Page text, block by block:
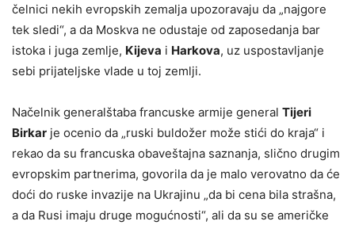
čelnici nekih evropskih zemalja upozoravaju da „najgore
tek sledi“, a da Moskva ne odustaje od zaposedanja bar
istoka i juga zemlje, Kijeva i Harkova, uz uspostavljanje
sebi prijateljske vlade u toj zemlji.
Načelnik generalštaba francuske armije general Tijeri
Birkar je ocenio da „ruski buldožer može stići do kraja“ i
rekao da su francuska obaveštajna saznanja, slično drugim
evropskim partnerima, govorila da je malo verovatno da će
doći do ruske invazije na Ukrajinu „da bi cena bila strašna,
a da Rusi imaju druge mogućnosti“, ali da su se američke